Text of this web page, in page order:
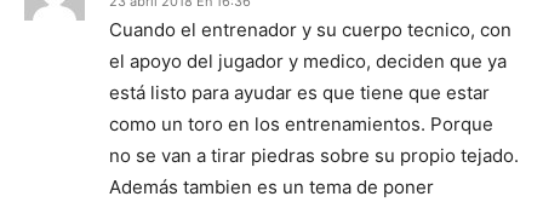
Cuando el entrenador y su cuerpo tecnico, con
el apoyo del jugador y medico, deciden que ya
está listo para ayudar es que tiene que estar
como un toro en los entrenamientos. Porque
no se van a tirar piedras sobre su propio tejado.
Además tambien es un tema de poner